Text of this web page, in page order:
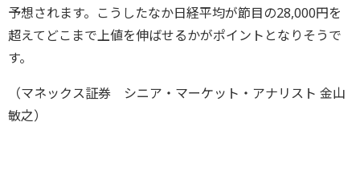
予想されます。こうしたなか日経平均が節目の28,000円を
超えてどこまで上値を伸ばせるかがポイントとなりそうで
す。
（マネックス証券 シニア・マーケット・アナリスト 金山
敏之）